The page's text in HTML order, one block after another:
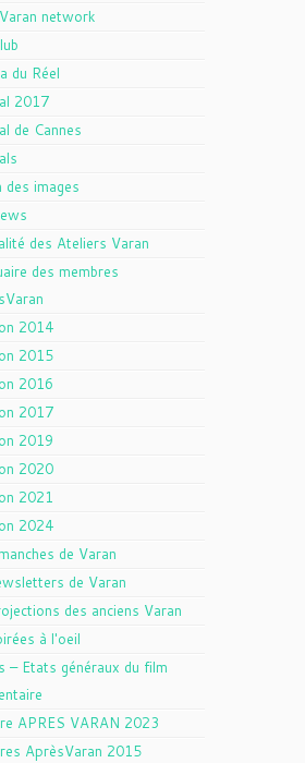
network
du Réel
2017
de Cannes
des images
des Ateliers Varan
des membres
2014
2015
2016
2017
2019
2020
2021
2024
de Varan
de Varan
des anciens Varan
à l'oeil
– Etats généraux du film
APRES VARAN 2023
AprèsVaran 2015